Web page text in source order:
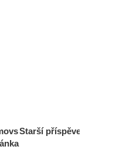
Starší příspěvek